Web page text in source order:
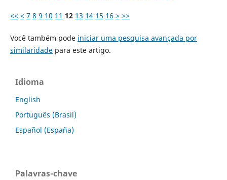
<< < 7 8 9 10 11 12 13 14 15 16 > >>
Você também pode iniciar uma pesquisa avançada por
similaridadepara este artigo.
Idioma
English
Português (Brasil)
Español (España)
Palavras-chave